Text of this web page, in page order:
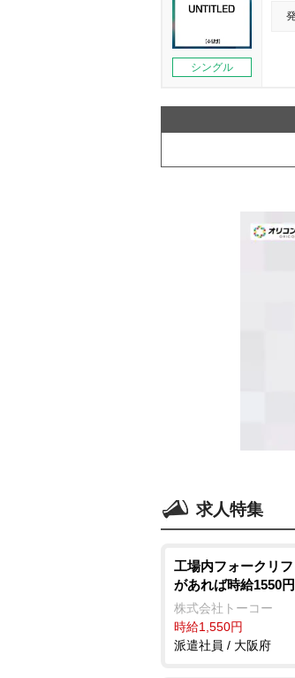
シングル
求人特集
工場内フォークリ
があれば時給1550
株式会社トーコー
時給1,550円
派遣社員 / 大阪府